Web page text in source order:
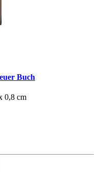
Buch
0,8 cm